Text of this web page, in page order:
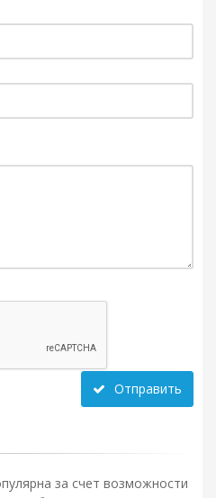
Отправить
за счет возможности